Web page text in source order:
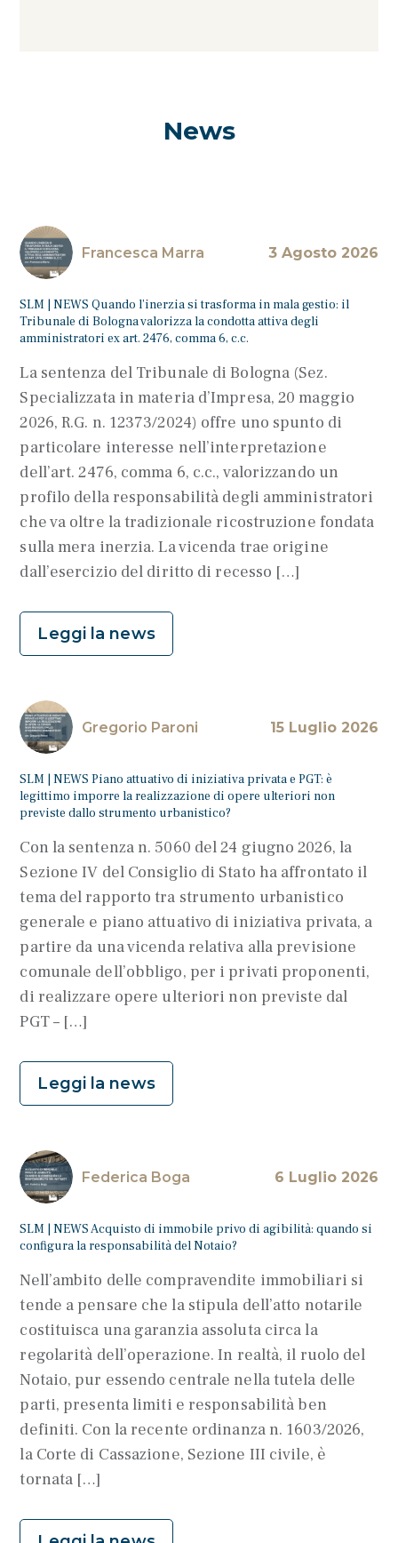
News
Francesca Marra 3 Agosto 2026
SLM | NEWS Quando l’inerzia si trasforma in mala gestio: il
Tribunale di Bologna valorizza la condotta attiva degli
amministratori ex art. 2476, comma 6, c.c.
La sentenza del Tribunale di Bologna (Sez.
Specializzata in materia d’Impresa, 20 maggio
2026, R.G. n. 12373/2024) offre uno spunto di
particolare interesse nell’interpretazione
dell’art. 2476, comma 6, c.c., valorizzando un
profilo della responsabilità degli amministratori
che va oltre la tradizionale ricostruzione fondata
sulla mera inerzia. La vicenda trae origine
dall’esercizio del diritto di recesso […]
Leggi la news
Gregorio Paroni 15 Luglio 2026
SLM | NEWS Piano attuativo di iniziativa privata e PGT: è
legittimo imporre la realizzazione di opere ulteriori non
previste dallo strumento urbanistico?
Con la sentenza n. 5060 del 24 giugno 2026, la
Sezione IV del Consiglio di Stato ha affrontato il
tema del rapporto tra strumento urbanistico
generale e piano attuativo di iniziativa privata, a
partire da una vicenda relativa alla previsione
comunale dell’obbligo, per i privati proponenti,
di realizzare opere ulteriori non previste dal
PGT – […]
Leggi la news
Federica Boga 6 Luglio 2026
SLM | NEWS Acquisto di immobile privo di agibilità: quando si
configura la responsabilità del Notaio?
Nell’ambito delle compravendite immobiliari si
tende a pensare che la stipula dell’atto notarile
costituisca una garanzia assoluta circa la
regolarità dell’operazione. In realtà, il ruolo del
Notaio, pur essendo centrale nella tutela delle
parti, presenta limiti e responsabilità ben
definiti. Con la recente ordinanza n. 1603/2026,
la Corte di Cassazione, Sezione III civile, è
tornata […]